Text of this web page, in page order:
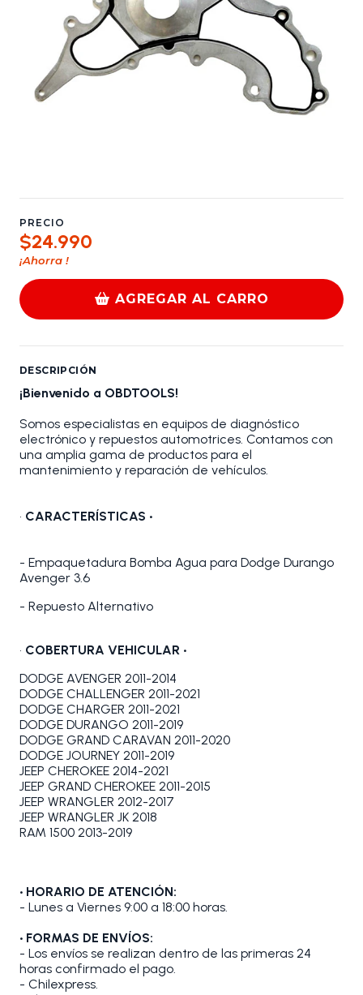
PRECIO
$24.990
¡Ahorra !
AGREGAR AL CARRO
DESCRIPCIÓN
¡Bienvenido a OBDTOOLS!
Somos especialistas en equipos de diagnóstico
electrónico y repuestos automotrices. Contamos con
una amplia gama de productos para el
mantenimiento y reparación de vehículos.
• CARACTERÍSTICAS •
- Empaquetadura Bomba Agua para Dodge Durango
Avenger 3.6
- Repuesto Alternativo
• COBERTURA VEHICULAR •
DODGE AVENGER 2011-2014
DODGE CHALLENGER 2011-2021
DODGE CHARGER 2011-2021
DODGE DURANGO 2011-2019
DODGE GRAND CARAVAN 2011-2020
DODGE JOURNEY 2011-2019
JEEP CHEROKEE 2014-2021
JEEP GRAND CHEROKEE 2011-2015
JEEP WRANGLER 2012-2017
JEEP WRANGLER JK 2018
RAM 1500 2013-2019
• HORARIO DE ATENCIÓN:
- Lunes a Viernes 9:00 a 18:00 horas.
• FORMAS DE ENVÍOS:
- Los envíos se realizan dentro de las primeras 24
horas confirmado el pago.
- Chilexpress.